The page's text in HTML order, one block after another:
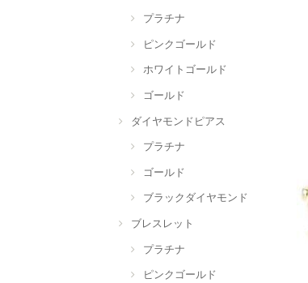
プラチナ
ピンクゴールド
ホワイトゴールド
ゴールド
ダイヤモンドピアス
プラチナ
ゴールド
ブラックダイヤモンド
ブレスレット
プラチナ
ピンクゴールド